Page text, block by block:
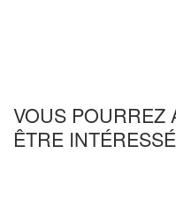
VOUS POURREZ
ÊTRE